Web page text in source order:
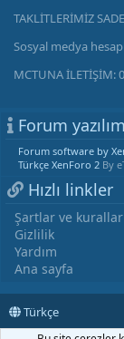
TAKLİTLERİMİZ
Sosyal medya
MCTUNA İLETİŞİM:
Forum
Forum software by
Türkçe XenForo 2 By
Hızlı linkler
Şartlar ve kurallar
Gizlilik
Yardım
Ana sayfa
Türkçe